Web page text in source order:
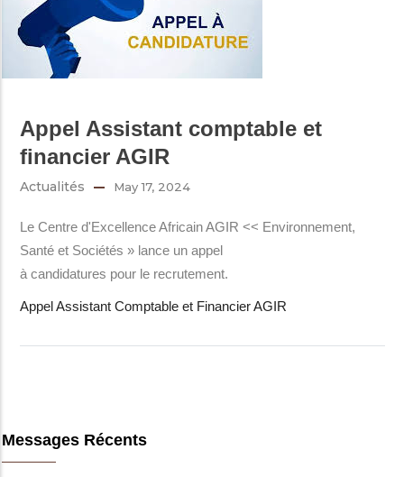
Appel Assistant comptable et
financier AGIR
Actualités May 17, 2024
Le Centre d'Excellence Africain AGIR << Environnement,
Santé et Sociétés » lance un appel
à candidatures pour le recrutement.
Appel Assistant Comptable et Financier AGIR
Messages Récents